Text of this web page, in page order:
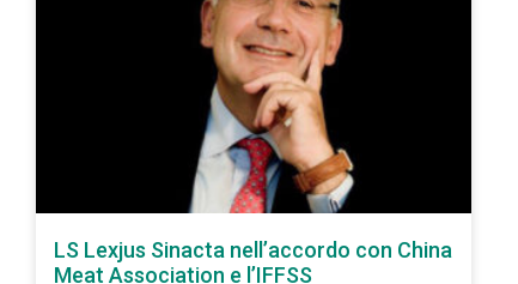
LS Lexjus Sinacta nell’accordo con China
Meat Association e l’IFFSS